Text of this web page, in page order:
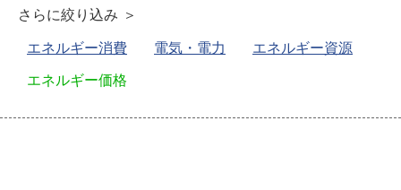
さらに絞り込み ＞
エネルギー消費
電気・電力
エネルギー資源
エネルギー価格